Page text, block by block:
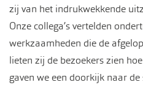
zij van het indrukwekkende
Onze collega’s vertelden
werkzaamheden die de
lieten zij de bezoekers zien
gaven we een doorkijk naar